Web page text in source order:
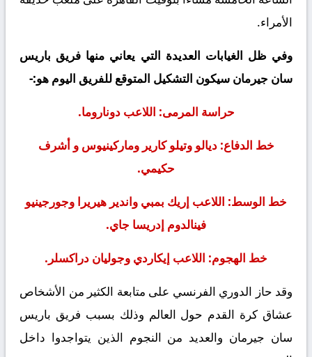
الأمراء.
وفي ظل الغيابات العديدة التي يعاني منها فريق باريس
سان جيرمان سيكون التشكيل المتوقع للفريق اليوم هو:-
حراسة المرمى: اللاعب دوناروما.
خط الدفاع: ديالو وتيلو كارير وماركينيوس و أشرف
حكيمي.
خط الوسط: اللاعب إريك بمبي واندير هيريرا وجورجينيو
فينالدوم إدريسا جاي.
خط الهجوم: اللاعب إيكاردي وجوليان دراكسلر.
وقد حاز الدوري الفرنسي على متابعة الكثير من الأشخاص
عشاق كرة القدم حول العالم وذلك بسبب فريق باريس
سان جيرمان والعديد من النجوم الذين يتواجدوا داخل